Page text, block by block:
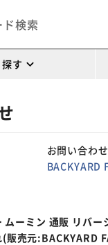
す
お問い合わ
BACKYARD
ーミン 通販 リバー
販売元:BACKYARD